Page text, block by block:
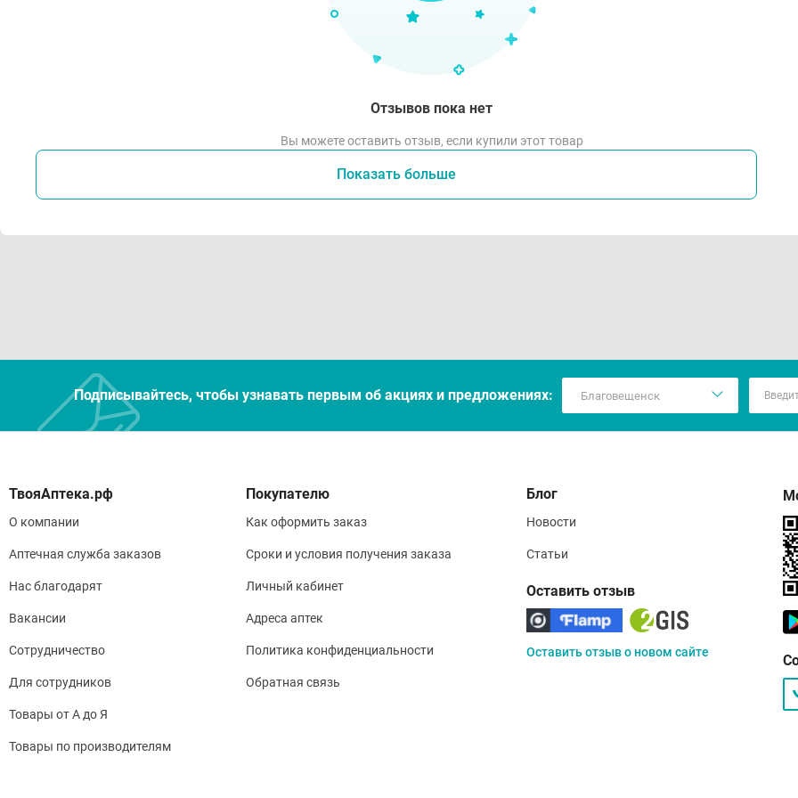
Отзывов пока нет
Вы можете оставить отзыв, если купили этот товар
Показать больше
Подписывайтесь, чтобы узнавать первым об акцияx и предложениях:
О компании
Аптечная служба заказов
Нас благодарят
Вакансии
Сотрудничество
Для сотрудников
Товары от А до Я
Товары по производителям
Покупателю
Как оформить заказ
Сроки и условия получения заказа
Личный кабинет
Адреса аптек
Политика конфиденциальности
Обратная связь
Блог
Новости
Статьи
Оставить отзыв
Оставить отзыв о новом сайте